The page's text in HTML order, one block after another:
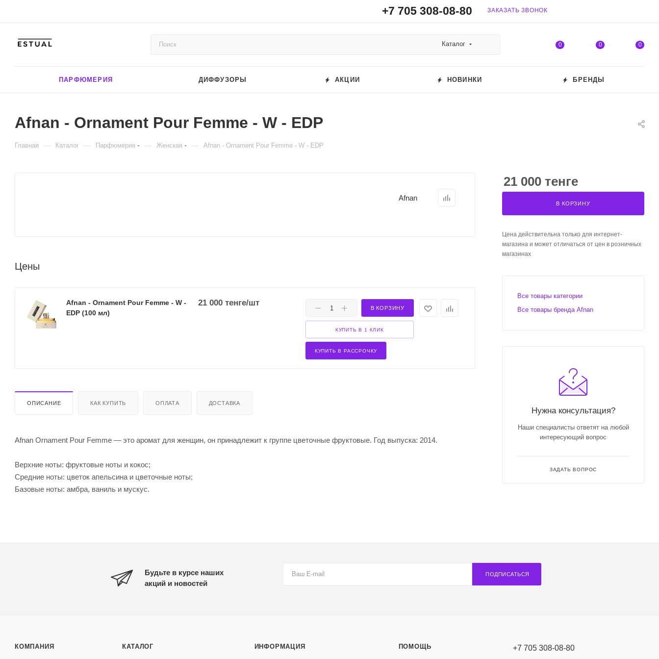
+7 705 308-08-80 ЗАКАЗАТЬ ЗВОНОК
Каталог 0 0 0
ПАРФЮМЕРИЯ ДИФФУЗОРЫ АКЦИИ НОВИНКИ БРЕНДЫ
Afnan - Ornament Pour Femme - W - EDP
Главная — Каталог — Парфюмерия — Женская — Afnan - Ornament Pour Femme - W - EDP
Afnan
Цены
Afnan - Ornament Pour Femme - W -
EDP (100 мл)
21 000тенге/шт
В КОРЗИНУ
КУПИТЬ В 1 КЛИК
КУПИТЬ В РАССРОЧКУ
ОПИСАНИЕ КАК КУПИТЬ ОПЛАТА ДОСТАВКА
Afnan Ornament Pour Femme — это аромат для женщин, он принадлежит к группе цветочные фруктовые. Год выпуска: 2014.
Верхние ноты: фруктовые ноты и кокос;
Средние ноты: цветок апельсина и цветочные ноты;
Базовые ноты: амбра, ваниль и мускус.
21 000 тенге
В КОРЗИНУ
Цена действительна только для интернет-
магазина и может отличаться от цен в розничных
магазинах
Все товары категории
Все товары бренда Afnan
Нужна консультация?
Наши специалисты ответят на любой
интересующий вопрос
ЗАДАТЬ ВОПРОС
Будьте в курсе наших
акций и новостей
ПОДПИСАТЬСЯ
КОМПАНИЯ КАТАЛОГ ИНФОРМАЦИЯ ПОМОЩЬ +7 705 308-08-80